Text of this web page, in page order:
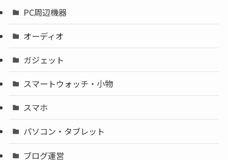
PC周辺機器
オーディオ
ガジェット
スマートウォッチ・小物
スマホ
パソコン・タブレット
ブログ運営